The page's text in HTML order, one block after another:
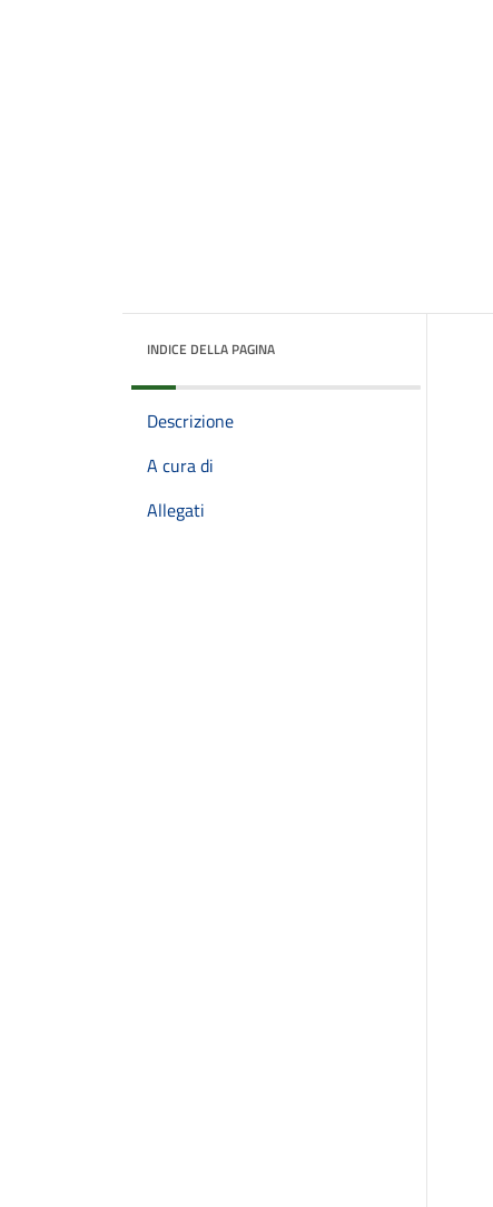
INDICE DELLA PAGINA
Descrizione
A cura di
Allegati